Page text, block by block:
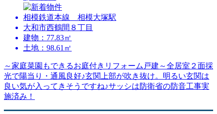
相模鉄道本線 相模大塚駅
大和市西鶴間８丁目
建物：77.83㎡
土地：98.61㎡
～家庭菜園もできるお庭付きリフォーム戸建～全居室２面採
光で陽当り・通風良好♪玄関上部が吹き抜け。明るい玄関は
良い気が入ってきそうですね♪サッシは防衛省の防音工事実
施済み！